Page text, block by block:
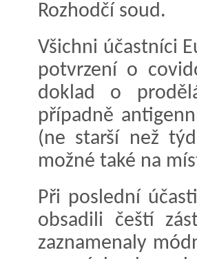
Rozhodčí soud.
Všichni účastníci
potvrzení o
doklad o
případně
(ne starší než
možné také na
Při poslední
obsadili čeští
zaznamenaly